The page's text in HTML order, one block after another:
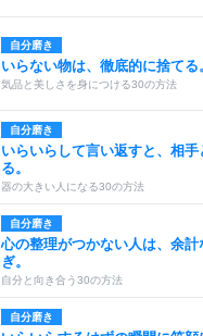
自分磨き
いらない物は、徹底的に捨てる
気品と美しさを身につける30の方法
自分磨き
いらいらして言い返すと、相
る。
器の大きい人になる30の方法
自分磨き
心の整理がつかない人は、余
ぎ。
自分と向き合う30の方法
自分磨き